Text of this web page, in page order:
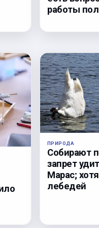
работы
ПРИРОДА
Собирают
запрет
Марас;
лебедей